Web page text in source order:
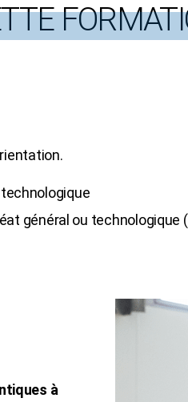
général ou technologique
à